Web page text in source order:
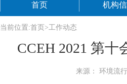
首页 机构
当前位置:首页 >工作动态
CCEH 2021 第
来源： 环境流